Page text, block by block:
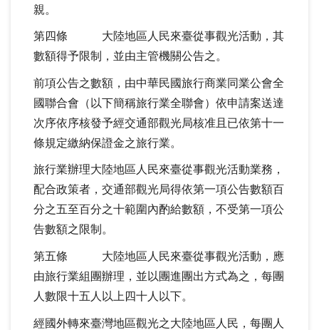
親。
第四條 大陸地區人民來臺從事觀光活動，其
數額得予限制，並由主管機關公告之。
前項公告之數額，由中華民國旅行商業同業公會全
國聯合會（以下簡稱旅行業全聯會）依申請案送達
次序依序核發予經交通部觀光局核准且已依第十一
條規定繳納保證金之旅行業。
旅行業辦理大陸地區人民來臺從事觀光活動業務，
配合政策者，交通部觀光局得依第一項公告數額百
分之五至百分之十範圍內酌給數額，不受第一項公
告數額之限制。
第五條 大陸地區人民來臺從事觀光活動，應
由旅行業組團辦理，並以團進團出方式為之，每團
人數限十五人以上四十人以下。
經國外轉來臺灣地區觀光之大陸地區人民，每團人